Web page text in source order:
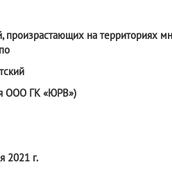
на территориях
ООО ГК «ЮРВ»)
2021 г.